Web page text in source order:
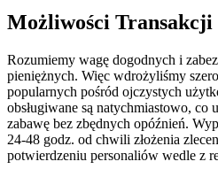
Możliwości Transakcji
Rozumiemy wagę dogodnych i
pieniężnych. Więc wdrożyliśmy
popularnych pośród ojczystych
obsługiwane są natychmiastowo,
zabawę bez zbędnych opóźnień.
24-48 godz. od chwili złożenia
potwierdzeniu personaliów wedle z